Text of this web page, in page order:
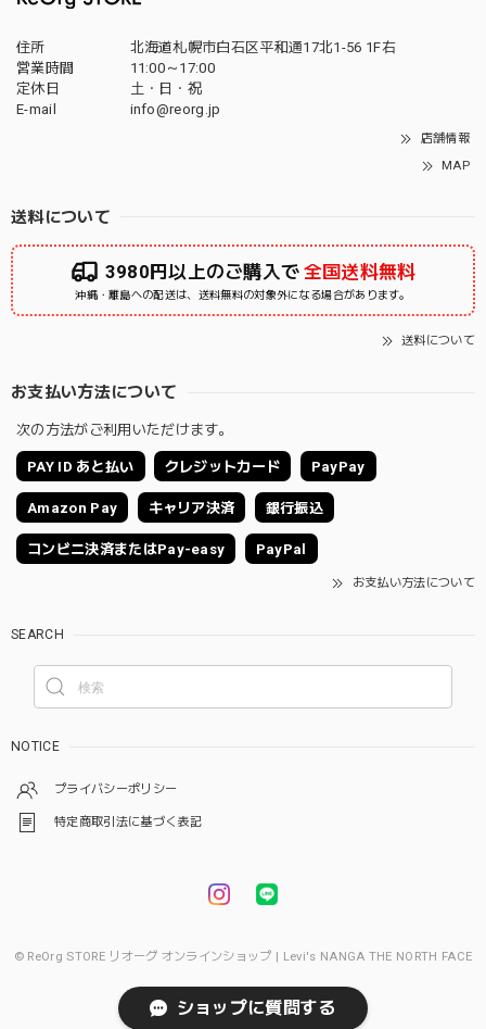
住所
北海道札幌市白石区平和通17北1-56 1F右
営業時間
11:00～17:00
定休日
土・日・祝
E-mail
info@reorg.jp
店舗情報
MAP
送料について
3980円以上のご購入で 全国送料無料
沖縄・離島への配送は、送料無料の対象外になる場合があります。
送料について
お支払い方法について
次の方法がご利用いただけます。
PAY ID あと払い クレジットカード PayPay
Amazon Pay キャリア決済 銀行振込
コンビニ決済またはPay-easy PayPal
お支払い方法について
SEARCH
NOTICE
プライバシーポリシー
特定商取引法に基づく表記
© ReOrg STORE リオーグ オンラインショップ | Levi's NANGA THE NORTH FACE
ショップに質問する